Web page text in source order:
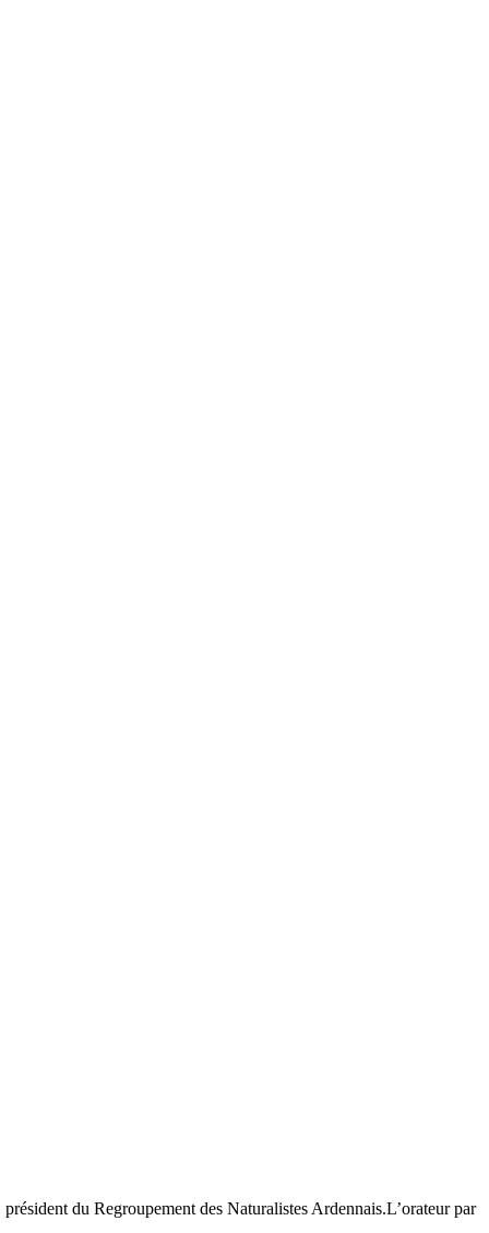
du Regroupement des Naturalistes Ardennais.L’orateur par